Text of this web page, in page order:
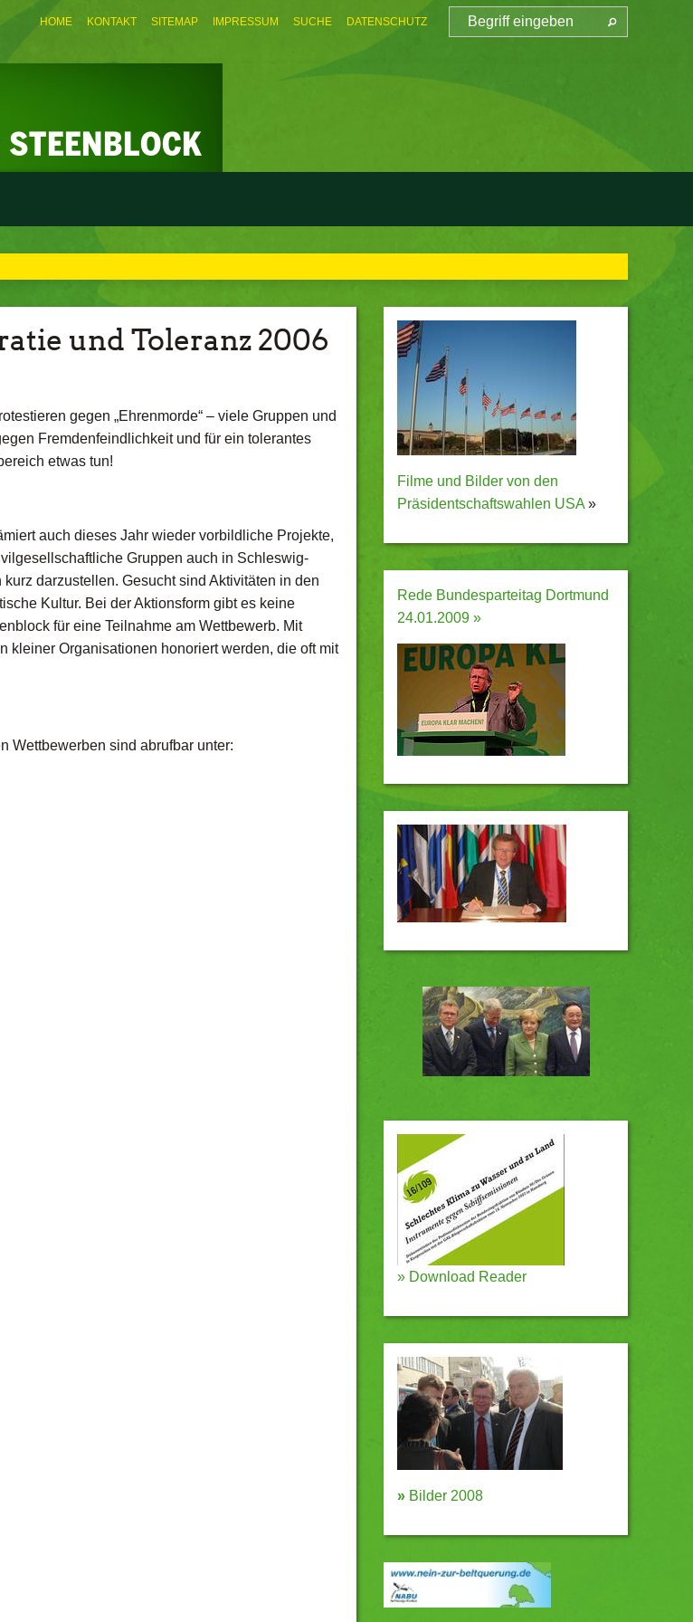
HOME KONTAKT SITEMAP IMPRESSUM SUCHE DATENSCHUTZ
und Toleranz 2006
gegen „Ehrenmorde“ – viele Gruppen und
Fremdenfeindlichkeit und für ein tolerantes
etwas tun!
auch dieses Jahr wieder vorbildliche Projekte,
Gruppen auch in Schleswig-
darzustellen. Gesucht sind Aktivitäten in den
Kultur. Bei der Aktionsform gibt es keine
für eine Teilnahme am Wettbewerb. Mit
kleiner Organisationen honoriert werden, die oft mit
Wettbewerben sind abrufbar unter:
Filme und Bilder von den
Präsidentschaftswahlen USA »
Rede Bundesparteitag Dortmund
24.01.2009 »
» Download Reader
» Bilder 2008